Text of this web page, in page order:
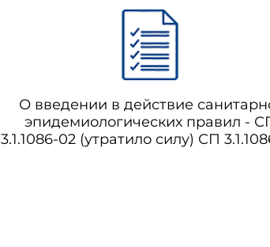
О введении в действие
эпидемиологических правил -
3.1.1086-02 (утратило силу) СП